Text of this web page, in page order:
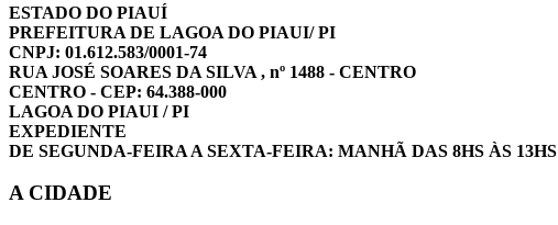
ESTADO DO PIAUÍ
PREFEITURA DE LAGOA DO PIAUI/ PI
CNPJ: 01.612.583/0001-74
RUA JOSÉ SOARES DA SILVA , nº 1488 - CENTRO
CENTRO - CEP: 64.388-000
LAGOA DO PIAUI / PI
EXPEDIENTE
DE SEGUNDA-FEIRA A SEXTA-FEIRA: MANHÃ DAS 8HS ÀS 13HS
A CIDADE